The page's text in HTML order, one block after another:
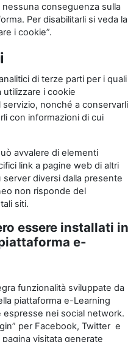
conseguenza sulla
Per disabilitarli si veda la
i cookie”.
di terze parti per i quali
utilizzare i cookie
nonché a conservarli
con informazioni di cui
avvalere di elementi
link a pagine web di altri
diversi dalla presente
non risponde del
siti.
essere installati in
e-
funzionalità sviluppate da
piattaforma e-Learning
nei social network.
per Facebook, Twitter e
visitata generate